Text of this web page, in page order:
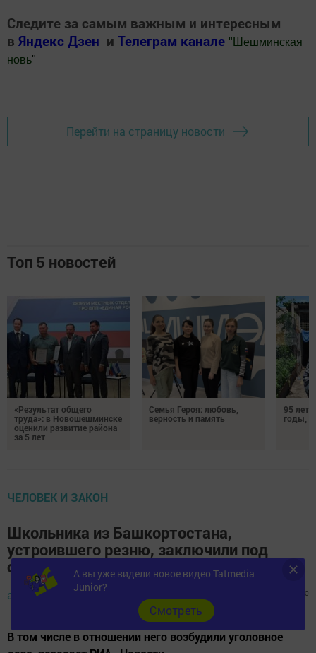
Следите за самым важным и интересным
в Яндекс Дзен и Телеграм канале " Шешминская
новь"
Перейти на страницу новости
Топ 5 новостей
«Результат общего
труда»: в Новошешминске
оценили развитие района
за 5 лет
Семья Героя: любовь,
верность и память
95 лет
годы,
ЧЕЛОВЕК И ЗАКОН
Школьника из Башкортостана,
устроившего резню, заключили под
стражу на два месяца
автор, 22 апреля 2018 - 04:55 0
В том числе в отношении него возбудили уголовное
А вы уже видели новое видео Tatmedia
Junior?
Cмотреть